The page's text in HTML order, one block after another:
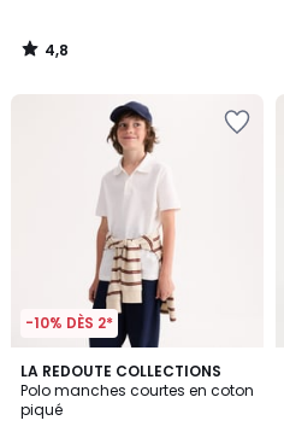
4,8
/
-10% DÈS 2*
LA REDOUTE COLLECTIONS
Polo manches courtes en coton
piqué
4,9
/ 5
2
Couleurs